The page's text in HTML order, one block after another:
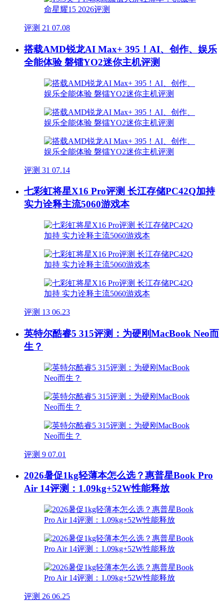
评测 21 07.08
搭载AMD锐龙AI Max+ 395！AI、创作、娱乐
全能体验 磐镭YO2迷你主机评测
评测 31 07.14
七彩虹将星X16 Pro评测 长江存储PC42Q加持
实力诠释主流5060游戏本
评测 13 06.23
英特尔酷睿5 315评测：为硬刚MacBook Neo而
生？
评测 9 07.01
2026暑促1kg轻薄本怎么选？惠普星Book Pro
Air 14评测：1.09kg+52W性能释放
评测 26 06.25